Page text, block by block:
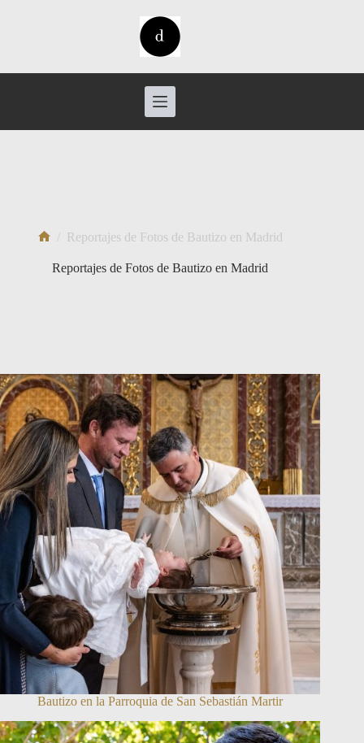
/ Reportajes de Fotos de Bautizo en Madrid
Reportajes de Fotos de Bautizo en Madrid
Bautizo en la Parroquia de San Sebastián Martir